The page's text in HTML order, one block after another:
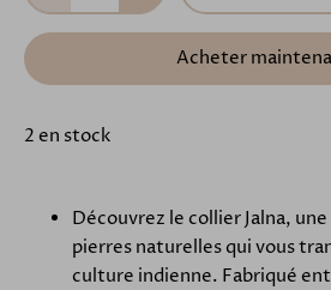
Acheter
2 en stock
Découvrez le collier Jalna,
pierres naturelles qui vous
culture indienne. Fabriqué